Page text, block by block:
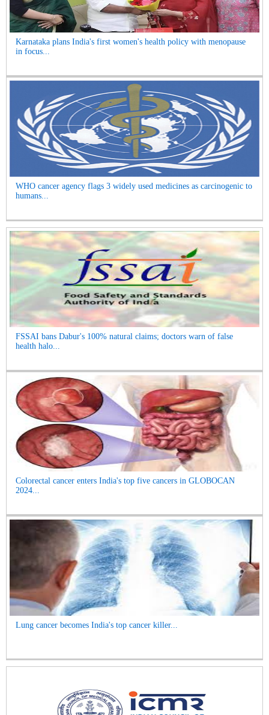
Karnataka plans India's first women's health policy with menopause
in focus...
WHO cancer agency flags 3 widely used medicines as carcinogenic to
humans...
FSSAI bans Dabur's 100% natural claims; doctors warn of false
health halo...
Colorectal cancer enters India's top five cancers in GLOBOCAN
2024...
Lung cancer becomes India's top cancer killer...